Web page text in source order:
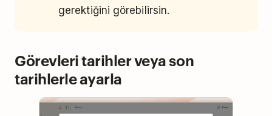
gerektiğini görebilirsin.
Görevleri tarihler veya son
tarihlerle ayarla
Play